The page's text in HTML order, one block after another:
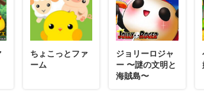
ちょこっとファ
ーム
ジョリーロジャ
ー 〜謎の文明と
海賊島〜